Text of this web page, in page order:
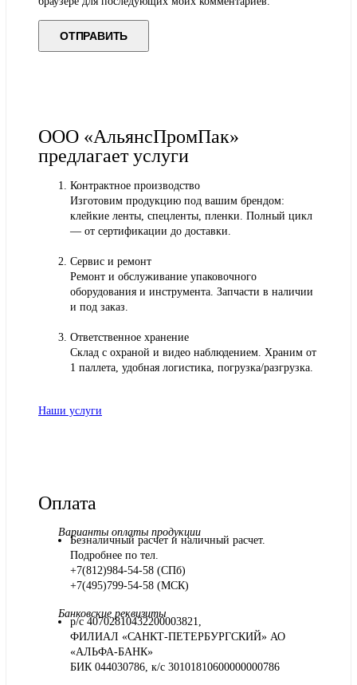
ООО «АльянсПромПак»
предлагает услуги
Контрактное производство
Изготовим продукцию под вашим брендом:
клейкие ленты, спецленты, пленки. Полный цикл
— от сертификации до доставки.
Сервис и ремонт
Ремонт и обслуживание упаковочного
оборудования и инструмента. Запчасти в наличии
и под заказ.
Ответственное хранение
Склад с охраной и видео наблюдением. Храним от
1 паллета, удобная логистика, погрузка/разгрузка.
Наши услуги
Оплата
Варианты оплаты продукции
Безналичный расчет и наличный расчет.
Подробнее по тел.
+7(812)984-54-58 (СПб)
+7(495)799-54-58 (МСК)
Банковские реквизиты
р/с 40702810432200003821,
ФИЛИАЛ «САНКТ-ПЕТЕРБУРГСКИЙ» АО
«АЛЬФА-БАНК»
БИК 044030786, к/с 30101810600000000786